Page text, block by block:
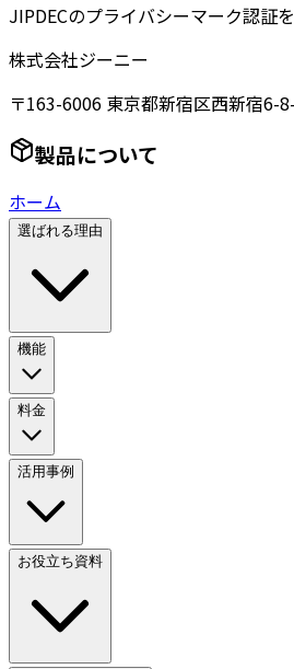
JIPDECのプライバシーマーク認証
株式会社ジーニー
〒163-6006 東京都新宿区西新宿6-
製品について
ホーム
選ばれる理由
機能
料金
活用事例
お役立ち資料